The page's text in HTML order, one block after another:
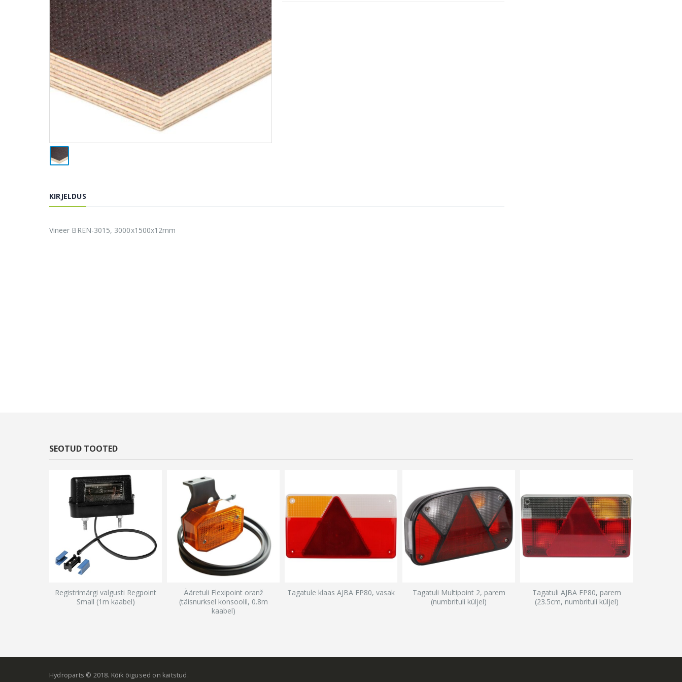
KIRJELDUS
Vineer BREN-3015, 3000x1500x12mm
SEOTUD TOOTED
Registrimärgi valgusti Regpoint
Small (1m kaabel)
Ääretuli Flexipoint oranž
(täisnurksel konsoolil, 0.8m
kaabel)
Tagatule klaas AJBA FP80, vasak
Tagatuli Multipoint 2, parem
(numbrituli küljel)
Tagatuli AJBA FP80, parem
(23.5cm, numbrituli küljel)
Hydroparts © 2018. Kõik õigused on kaitstud.